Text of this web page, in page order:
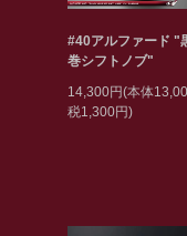
#40アルファード "
巻シフトノブ"
14,300円(本体
税1,300円)